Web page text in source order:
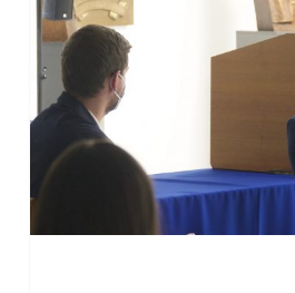
Ján
Laco
hosťom
Katolíckej
univerzite